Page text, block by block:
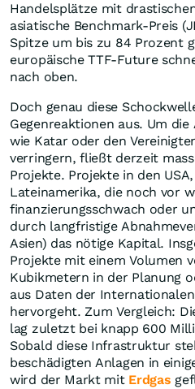
Handelsplätze mit
asiatische Benchmark-Preis
Spitze um bis zu 84 Prozent
europäische TTF-Future
nach oben.
Doch genau diese
Gegenreaktionen aus. Um
wie Katar oder den
verringern, fließt derzeit
Projekte. Projekte in den
Lateinamerika, die noch vor
finanzierungsschwach oder
durch langfristige
Asien) das nötige Kapital.
Projekte mit einem Volumen
Kubikmetern in der Planung
aus Daten der
hervorgeht. Zum Vergleich:
lag zuletzt bei knapp 600
Sobald diese Infrastruktur
beschädigten Anlagen in
wird der Markt mit Erdgas